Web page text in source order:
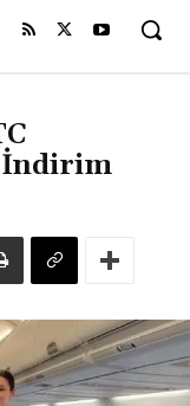
İndirim